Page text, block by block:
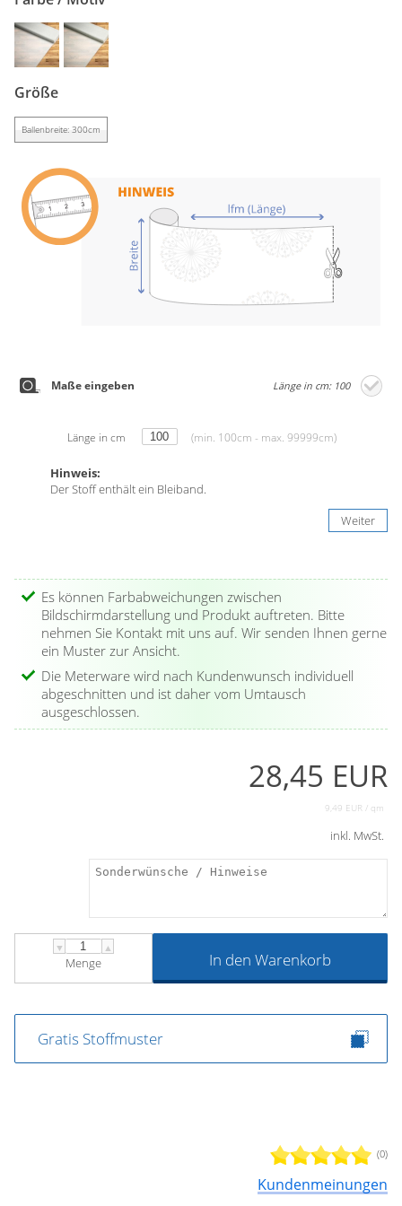
Stoffe
Panneaux
Größe
Ballenbreite: 300cm
Maße eingeben Länge in cm: 100
Länge in cm (min. 100cm - max. 99999cm)
Hinweis:
Der Stoff enthält ein Bleiband.
Weiter
Es können Farbabweichungen zwischen
Bildschirmdarstellung und Produkt auftreten. Bitte
nehmen Sie Kontakt mit uns auf. Wir senden Ihnen gerne
ein Muster zur Ansicht.
Die Meterware wird nach Kundenwunsch individuell
abgeschnitten und ist daher vom Umtausch
ausgeschlossen.
(0)
Kundenmeinungen
28,45 EUR
9,49 EUR / qm
inkl. MwSt.
▼ ▲
Menge In den Warenkorb
Gratis Stoffmuster